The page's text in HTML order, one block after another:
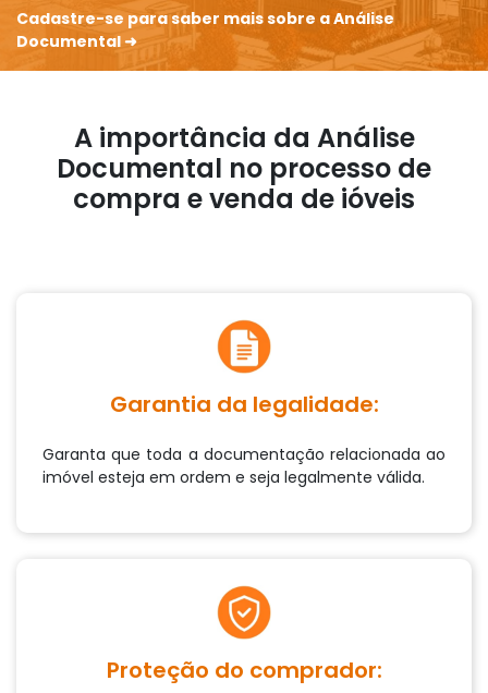
Cadastre-se para saber mais sobre a Análise
Documental ➜
A importância da Análise
Documental no processo de
compra e venda de ióveis
Garantia da legalidade:
Garanta que toda a documentação relacionada ao
imóvel esteja em ordem e seja legalmente válida.
Proteção do comprador: